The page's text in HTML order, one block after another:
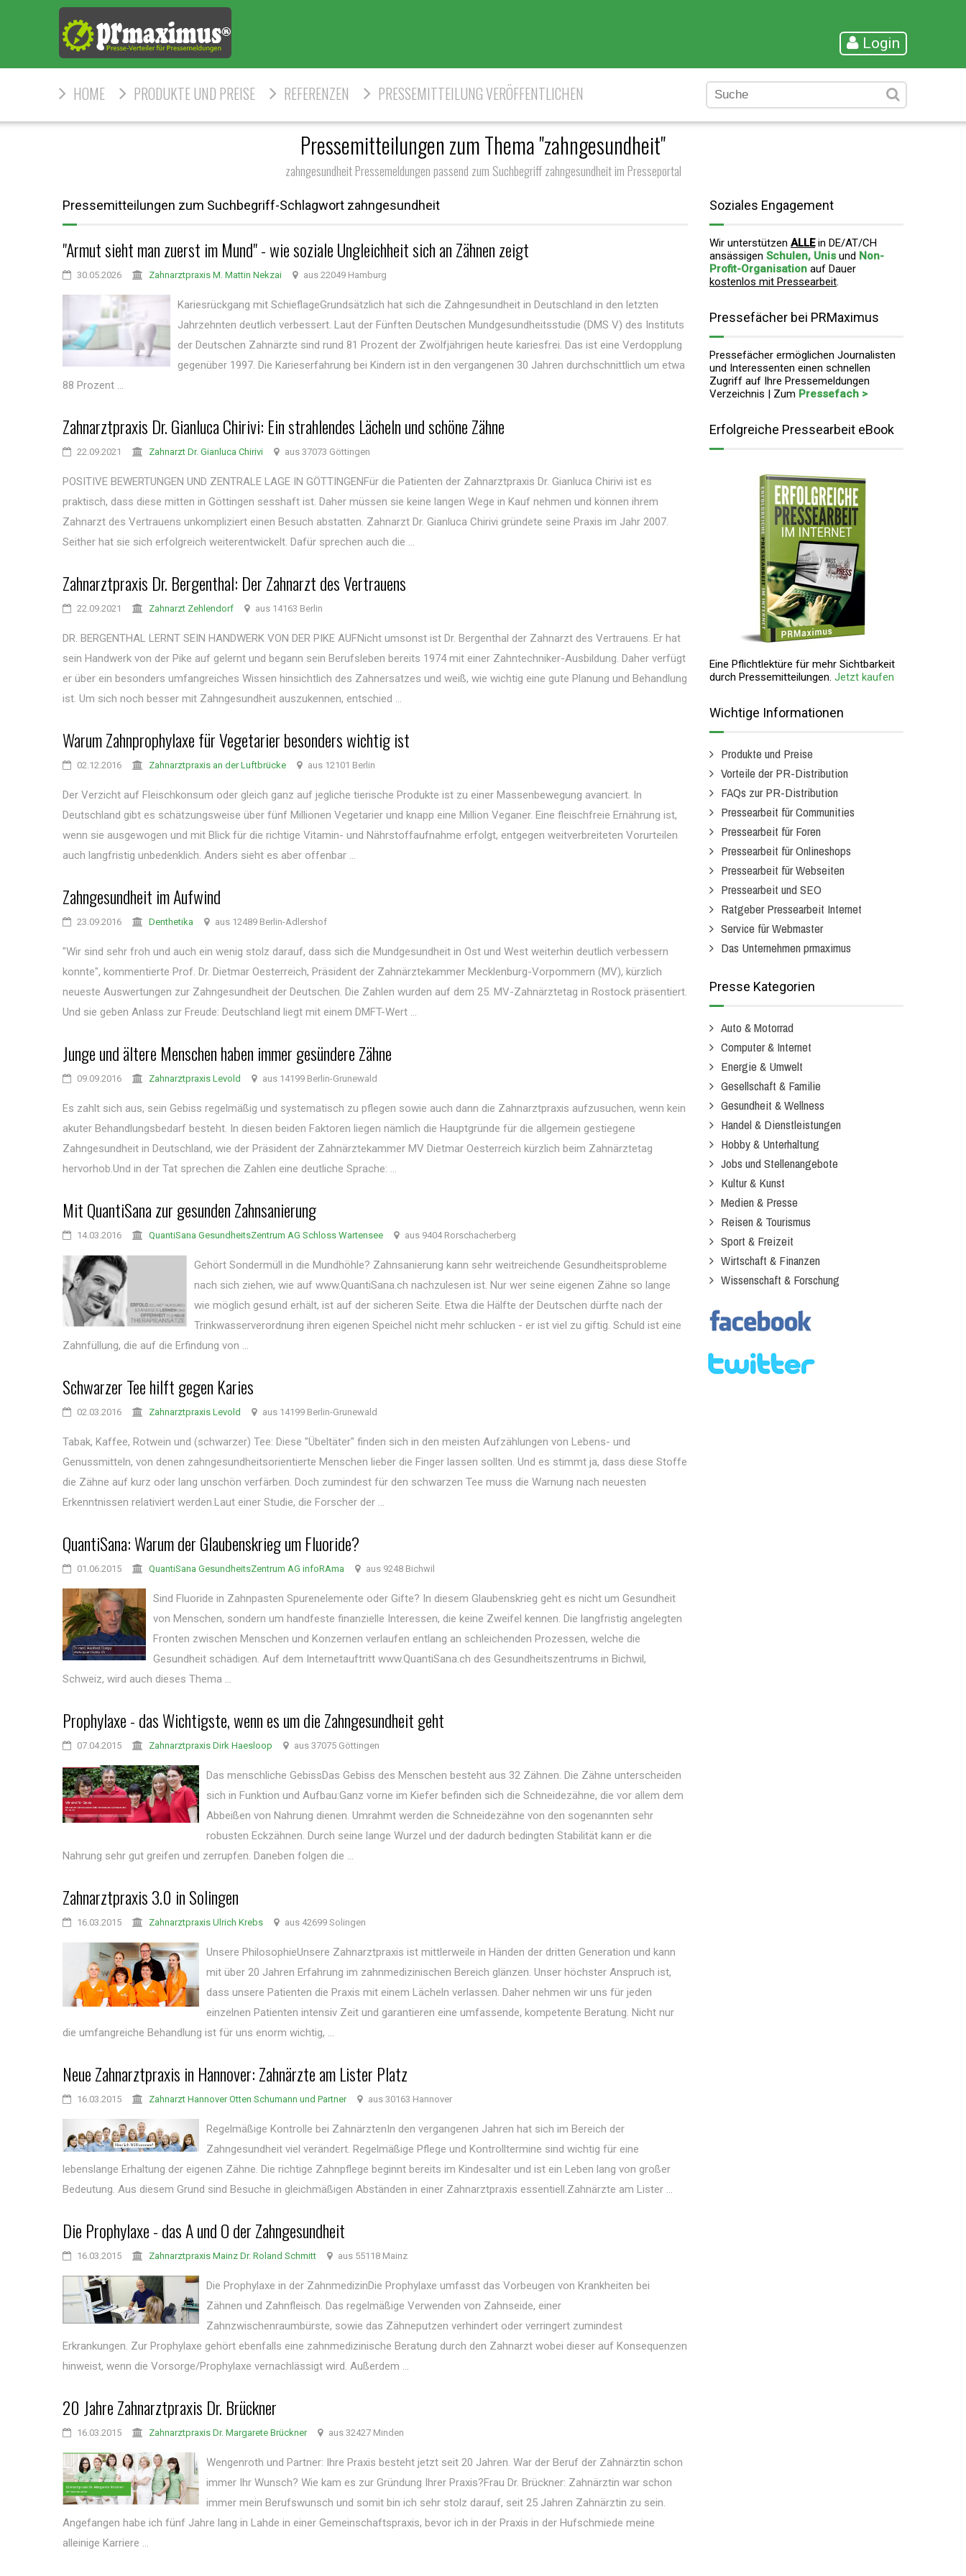
Login
HOME PRODUKTE UND PREISE REFERENZEN PRESSEMITTEILUNG VERÖFFENTLICHEN
Pressemitteilungen zum Thema "zahngesundheit"
zahngesundheit Pressemeldungen passend zum Suchbegriff zahngesundheit im Presseportal
Pressemitteilungen zum Suchbegriff-Schlagwort zahngesundheit
"Armut sieht man zuerst im Mund" - wie soziale Ungleichheit sich an Zähnen zeigt
30.05.2026 Zahnarztpraxis M. Mattin Nekzai aus 22049 Hamburg
Kariesrückgang mit SchieflageGrundsätzlich hat sich die Zahngesundheit in Deutschland in den letzten
Jahrzehnten deutlich verbessert. Laut der Fünften Deutschen Mundgesundheitsstudie (DMS V) des Instituts
der Deutschen Zahnärzte sind rund 81 Prozent der Zwölfjährigen heute kariesfrei. Das ist eine Verdopplung
gegenüber 1997. Die Karieserfahrung bei Kindern ist in den vergangenen 30 Jahren durchschnittlich um etwa
88 Prozent ...
Zahnarztpraxis Dr. Gianluca Chirivi: Ein strahlendes Lächeln und schöne Zähne
22.09.2021 Zahnarzt Dr. Gianluca Chirivi aus 37073 Göttingen
POSITIVE BEWERTUNGEN UND ZENTRALE LAGE IN GÖTTINGENFür die Patienten der Zahnarztpraxis Dr. Gianluca Chirivi ist es
praktisch, dass diese mitten in Göttingen sesshaft ist. Daher müssen sie keine langen Wege in Kauf nehmen und können ihrem
Zahnarzt des Vertrauens unkompliziert einen Besuch abstatten. Zahnarzt Dr. Gianluca Chirivi gründete seine Praxis im Jahr 2007.
Seither hat sie sich erfolgreich weiterentwickelt. Dafür sprechen auch die ...
Zahnarztpraxis Dr. Bergenthal: Der Zahnarzt des Vertrauens
22.09.2021 Zahnarzt Zehlendorf aus 14163 Berlin
DR. BERGENTHAL LERNT SEIN HANDWERK VON DER PIKE AUFNicht umsonst ist Dr. Bergenthal der Zahnarzt des Vertrauens. Er hat
sein Handwerk von der Pike auf gelernt und begann sein Berufsleben bereits 1974 mit einer Zahntechniker-Ausbildung. Daher verfügt
er über ein besonders umfangreiches Wissen hinsichtlich des Zahnersatzes und weiß, wie wichtig eine gute Planung und Behandlung
ist. Um sich noch besser mit Zahngesundheit auszukennen, entschied ...
Warum Zahnprophylaxe für Vegetarier besonders wichtig ist
02.12.2016 Zahnarztpraxis an der Luftbrücke aus 12101 Berlin
Der Verzicht auf Fleischkonsum oder gleich ganz auf jegliche tierische Produkte ist zu einer Massenbewegung avanciert. In
Deutschland gibt es schätzungsweise über fünf Millionen Vegetarier und knapp eine Million Veganer. Eine fleischfreie Ernährung ist,
wenn sie ausgewogen und mit Blick für die richtige Vitamin- und Nährstoffaufnahme erfolgt, entgegen weitverbreiteten Vorurteilen
auch langfristig unbedenklich. Anders sieht es aber offenbar ...
Zahngesundheit im Aufwind
23.09.2016 Denthetika aus 12489 Berlin-Adlershof
"Wir sind sehr froh und auch ein wenig stolz darauf, dass sich die Mundgesundheit in Ost und West weiterhin deutlich verbessern
konnte", kommentierte Prof. Dr. Dietmar Oesterreich, Präsident der Zahnärztekammer Mecklenburg-Vorpommern (MV), kürzlich
neueste Auswertungen zur Zahngesundheit der Deutschen. Die Zahlen wurden auf dem 25. MV-Zahnärztetag in Rostock präsentiert.
Und sie geben Anlass zur Freude: Deutschland liegt mit einem DMFT-Wert ...
Junge und ältere Menschen haben immer gesündere Zähne
09.09.2016 Zahnarztpraxis Levold aus 14199 Berlin-Grunewald
Es zahlt sich aus, sein Gebiss regelmäßig und systematisch zu pflegen sowie auch dann die Zahnarztpraxis aufzusuchen, wenn kein
akuter Behandlungsbedarf besteht. In diesen beiden Faktoren liegen nämlich die Hauptgründe für die allgemein gestiegene
Zahngesundheit in Deutschland, wie der Präsident der Zahnärztekammer MV Dietmar Oesterreich kürzlich beim Zahnärztetag
hervorhob.Und in der Tat sprechen die Zahlen eine deutliche Sprache: ...
Mit QuantiSana zur gesunden Zahnsanierung
14.03.2016 QuantiSana GesundheitsZentrum AG Schloss Wartensee aus 9404 Rorschacherberg
Gehört Sondermüll in die Mundhöhle? Zahnsanierung kann sehr weitreichende Gesundheitsprobleme
nach sich ziehen, wie auf www.QuantiSana.ch nachzulesen ist. Nur wer seine eigenen Zähne so lange
wie möglich gesund erhält, ist auf der sicheren Seite. Etwa die Hälfte der Deutschen dürfte nach der
Trinkwasserverordnung ihren eigenen Speichel nicht mehr schlucken - er ist viel zu giftig. Schuld ist eine
Zahnfüllung, die auf die Erfindung von ...
Schwarzer Tee hilft gegen Karies
02.03.2016 Zahnarztpraxis Levold aus 14199 Berlin-Grunewald
Tabak, Kaffee, Rotwein und (schwarzer) Tee: Diese "Übeltäter" finden sich in den meisten Aufzählungen von Lebens- und
Genussmitteln, von denen zahngesundheitsorientierte Menschen lieber die Finger lassen sollten. Und es stimmt ja, dass diese Stoffe
die Zähne auf kurz oder lang unschön verfärben. Doch zumindest für den schwarzen Tee muss die Warnung nach neuesten
Erkenntnissen relativiert werden.Laut einer Studie, die Forscher der ...
QuantiSana: Warum der Glaubenskrieg um Fluoride?
01.06.2015 QuantiSana GesundheitsZentrum AG infoRAma aus 9248 Bichwil
Sind Fluoride in Zahnpasten Spurenelemente oder Gifte? In diesem Glaubenskrieg geht es nicht um Gesundheit
von Menschen, sondern um handfeste finanzielle Interessen, die keine Zweifel kennen. Die langfristig angelegten
Fronten zwischen Menschen und Konzernen verlaufen entlang an schleichenden Prozessen, welche die
Gesundheit schädigen. Auf dem Internetauftritt www.QuantiSana.ch des Gesundheitszentrums in Bichwil,
Schweiz, wird auch dieses Thema ...
Prophylaxe - das Wichtigste, wenn es um die Zahngesundheit geht
07.04.2015 Zahnarztpraxis Dirk Haesloop aus 37075 Göttingen
Das menschliche GebissDas Gebiss des Menschen besteht aus 32 Zähnen. Die Zähne unterscheiden
sich in Funktion und Aufbau:Ganz vorne im Kiefer befinden sich die Schneidezähne, die vor allem dem
Abbeißen von Nahrung dienen. Umrahmt werden die Schneidezähne von den sogenannten sehr
robusten Eckzähnen. Durch seine lange Wurzel und der dadurch bedingten Stabilität kann er die
Nahrung sehr gut greifen und zerrupfen. Daneben folgen die ...
Zahnarztpraxis 3.0 in Solingen
16.03.2015 Zahnarztpraxis Ulrich Krebs aus 42699 Solingen
Unsere PhilosophieUnsere Zahnarztpraxis ist mittlerweile in Händen der dritten Generation und kann
mit über 20 Jahren Erfahrung im zahnmedizinischen Bereich glänzen. Unser höchster Anspruch ist,
dass unsere Patienten die Praxis mit einem Lächeln verlassen. Daher nehmen wir uns für jeden
einzelnen Patienten intensiv Zeit und garantieren eine umfassende, kompetente Beratung. Nicht nur
die umfangreiche Behandlung ist für uns enorm wichtig, ...
Neue Zahnarztpraxis in Hannover: Zahnärzte am Lister Platz
16.03.2015 Zahnarzt Hannover Otten Schumann und Partner aus 30163 Hannover
Regelmäßige Kontrolle bei ZahnärztenIn den vergangenen Jahren hat sich im Bereich der
Zahngesundheit viel verändert. Regelmäßige Pflege und Kontrolltermine sind wichtig für eine
lebenslange Erhaltung der eigenen Zähne. Die richtige Zahnpflege beginnt bereits im Kindesalter und ist ein Leben lang von großer
Bedeutung. Aus diesem Grund sind Besuche in gleichmäßigen Abständen in einer Zahnarztpraxis essentiell.Zahnärzte am Lister ...
Die Prophylaxe - das A und O der Zahngesundheit
16.03.2015 Zahnarztpraxis Mainz Dr. Roland Schmitt aus 55118 Mainz
Die Prophylaxe in der ZahnmedizinDie Prophylaxe umfasst das Vorbeugen von Krankheiten bei
Zähnen und Zahnfleisch. Das regelmäßige Verwenden von Zahnseide, einer
Zahnzwischenraumbürste, sowie das Zähneputzen verhindert oder verringert zumindest
Erkrankungen. Zur Prophylaxe gehört ebenfalls eine zahnmedizinische Beratung durch den Zahnarzt wobei dieser auf Konsequenzen
hinweist, wenn die Vorsorge/Prophylaxe vernachlässigt wird. Außerdem ...
20 Jahre Zahnarztpraxis Dr. Brückner
16.03.2015 Zahnarztpraxis Dr. Margarete Brückner aus 32427 Minden
Wengenroth und Partner: Ihre Praxis besteht jetzt seit 20 Jahren. War der Beruf der Zahnärztin schon
immer Ihr Wunsch? Wie kam es zur Gründung Ihrer Praxis?Frau Dr. Brückner: Zahnärztin war schon
immer mein Berufswunsch und somit bin ich sehr stolz darauf, seit 25 Jahren Zahnärztin zu sein.
Angefangen habe ich fünf Jahre lang in Lahde in einer Gemeinschaftspraxis, bevor ich in der Praxis in der Hufschmiede meine
alleinige Karriere ...
Soziales Engagement
Wir unterstützen ALLEin DE/AT/CH
ansässigen Schulen, Unis und Non-
Profit-Organisation auf Dauer
kostenlos mit Pressearbeit.
Pressefächer bei PRMaximus
Pressefächer ermöglichen Journalisten
und Interessenten einen schnellen
Zugriff auf Ihre Pressemeldungen
Verzeichnis | Zum Pressefach >
Erfolgreiche Pressearbeit eBook
Eine Pflichtlektüre für mehr Sichtbarkeit
durch Pressemitteilungen. Jetzt kaufen
Wichtige Informationen
Produkte und Preise
Vorteile der PR-Distribution
FAQs zur PR-Distribution
Pressearbeit für Communities
Pressearbeit für Foren
Pressearbeit für Onlineshops
Pressearbeit für Webseiten
Pressearbeit und SEO
Ratgeber Pressearbeit Internet
Service für Webmaster
Das Unternehmen prmaximus
Presse Kategorien
Auto & Motorrad
Computer & Internet
Energie & Umwelt
Gesellschaft & Familie
Gesundheit & Wellness
Handel & Dienstleistungen
Hobby & Unterhaltung
Jobs und Stellenangebote
Kultur & Kunst
Medien & Presse
Reisen & Tourismus
Sport & Freizeit
Wirtschaft & Finanzen
Wissenschaft & Forschung